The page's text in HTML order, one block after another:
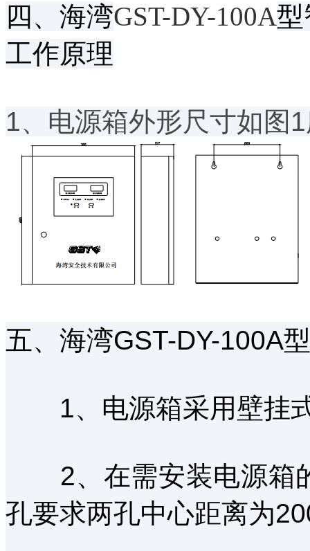
四、海湾GST-DY-100A型
工作原理
1、电源箱外形尺寸如图
五、海湾GST-DY-100A
1、电源箱采用壁挂
2、在需安装电源箱
孔要求两孔中心距离为